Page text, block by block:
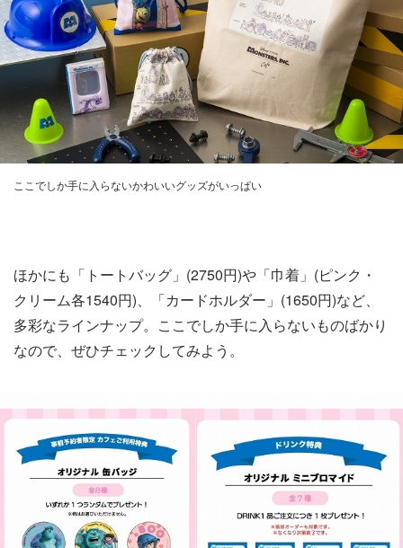
ここでしか手に入らないかわいいグッズがいっぱい
ほかにも「トートバッグ」(2750円)や「巾着」(ピンク・
クリーム各1540円)、「カードホルダー」(1650円)など、
多彩なラインナップ。ここでしか手に入らないものばかり
なので、ぜひチェックしてみよう。